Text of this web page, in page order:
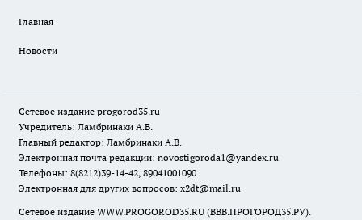
Главная
Новости
Сетевое издание progorod35.ru
Учредитель: Ламбринаки А.В.
Главный редактор: Ламбринаки А.В.
Электронная почта редакции: novostigoroda1@yandex.ru
Телефоны: 8(8212)39-14-42, 89041001090
Электронная для других вопросов: x2dt@mail.ru
Сетевое издание WWW.PROGOROD35.RU (ВВВ.ПРОГОРОД35.РУ).